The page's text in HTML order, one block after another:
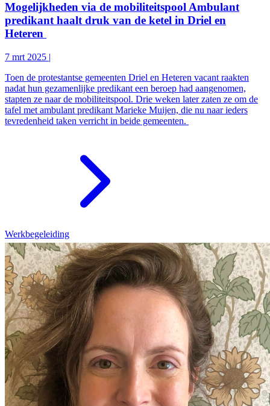
Mogelijkheden via de mobiliteitspoolAmbulant
predikant haalt druk van de ketel in Driel en
Heteren
7 mrt 2025 |
Toen de protestantse gemeenten Driel en Heteren vacant raakten
nadat hun gezamenlijke predikant een beroep had aangenomen,
stapten ze naar de mobiliteitspool. Drie weken later zaten ze om de
tafel met ambulant predikant Marieke Muijen, die nu naar ieders
tevredenheid taken verricht in beide gemeenten.
Werkbegeleiding